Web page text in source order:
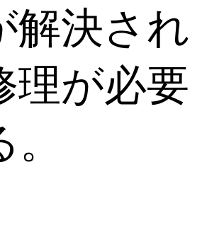
解決され
理が必要